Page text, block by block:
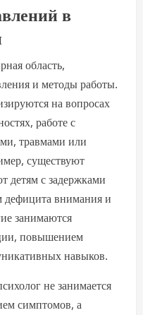
в
область,
и методы работы.
на вопросах
работе с
травмами или
существуют
детям с задержками
дефицита внимания и
занимаются
повышением
навыков.
не занимается
симптомов, а